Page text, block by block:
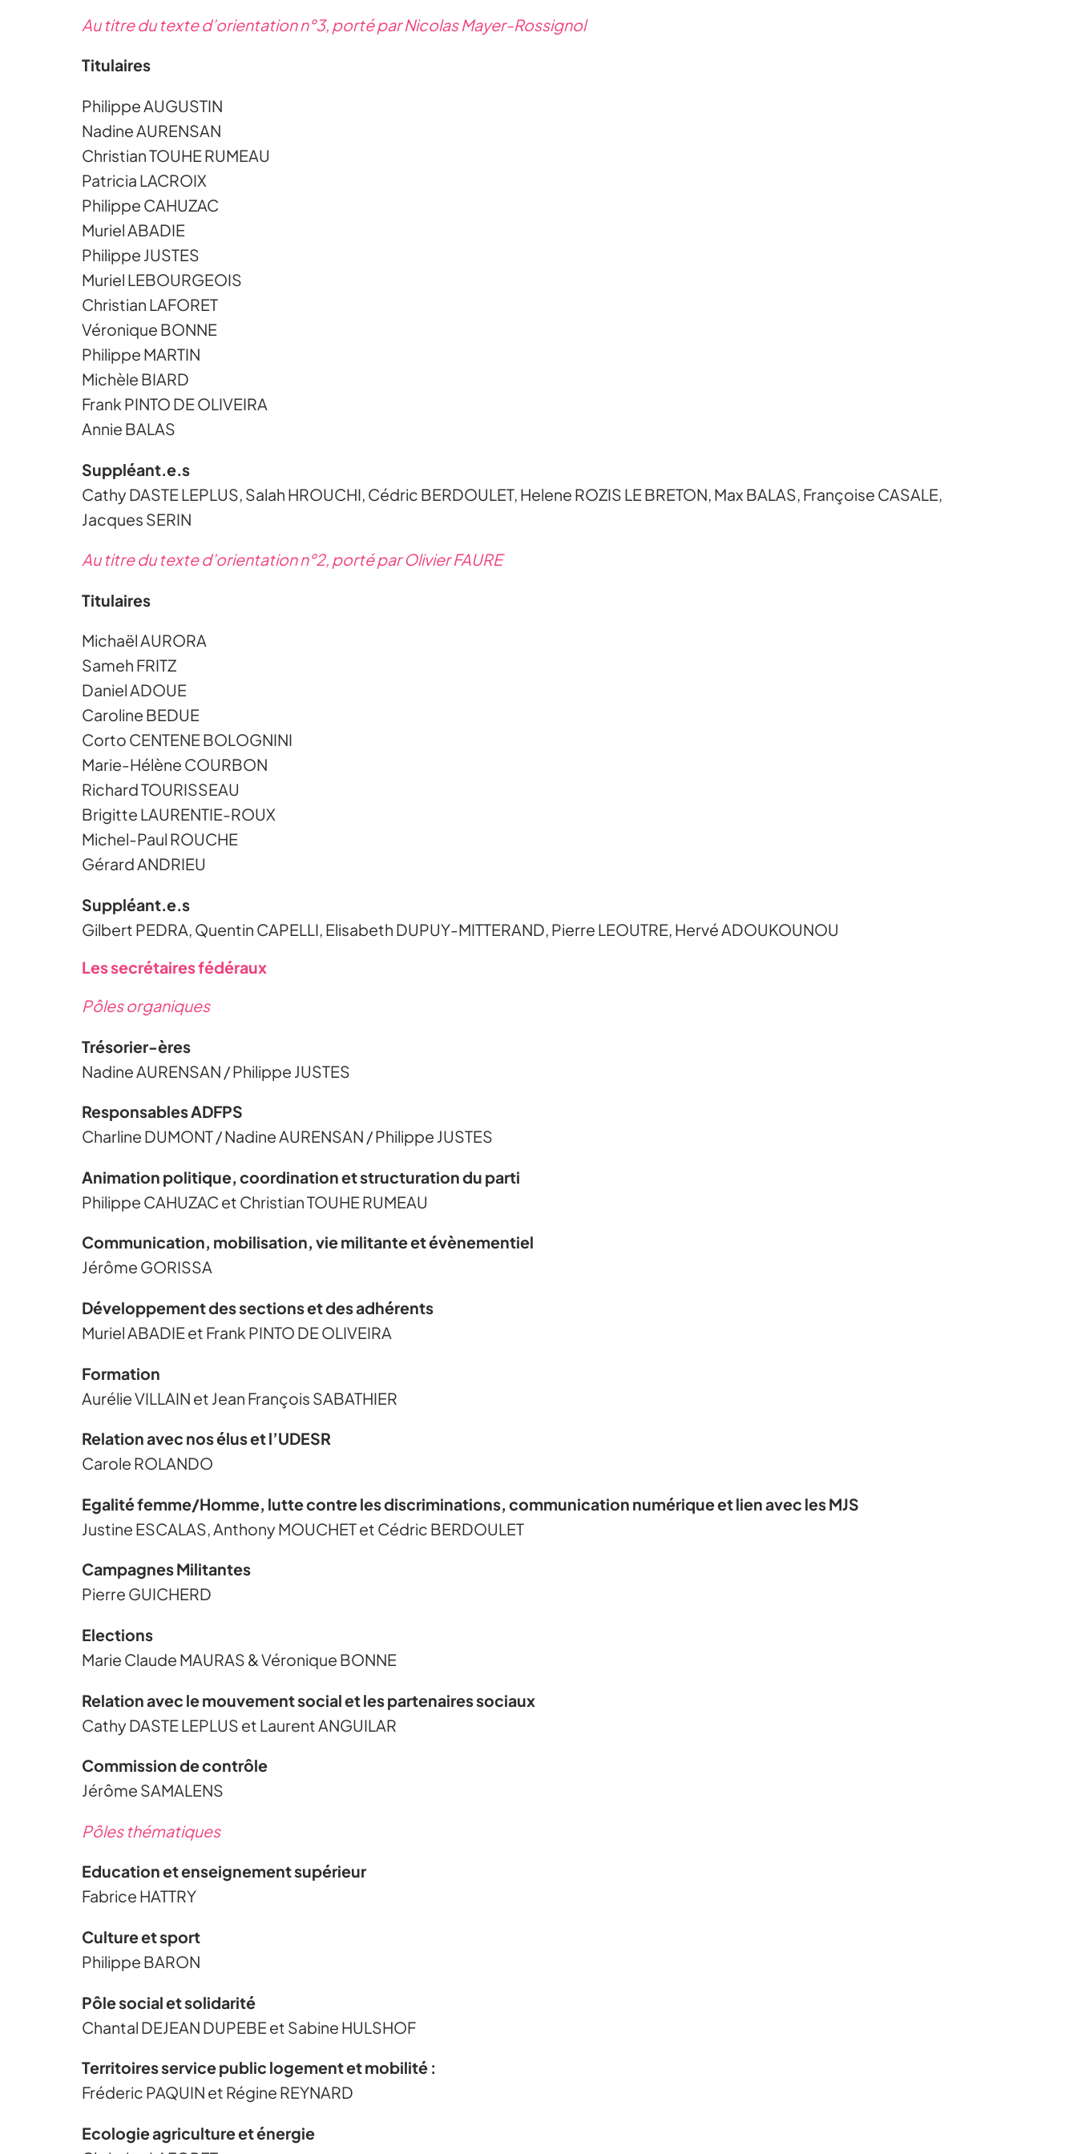
Au titre du texte d’orientation n°3, porté par Nicolas Mayer-Rossignol
Titulaires
Philippe AUGUSTIN
Nadine AURENSAN
Christian TOUHE RUMEAU
Patricia LACROIX
Philippe CAHUZAC
Muriel ABADIE
Philippe JUSTES
Muriel LEBOURGEOIS
Christian LAFORET
Véronique BONNE
Philippe MARTIN
Michèle BIARD
Frank PINTO DE OLIVEIRA
Annie BALAS
Suppléant.e.s
Cathy DASTE LEPLUS, Salah HROUCHI, Cédric BERDOULET, Helene ROZIS LE BRETON, Max BALAS, Françoise CASALE,
Jacques SERIN
Au titre du texte d’orientation n°2, porté par Olivier FAURE
Titulaires
Michaël AURORA
Sameh FRITZ
Daniel ADOUE
Caroline BEDUE
Corto CENTENE BOLOGNINI
Marie-Hélène COURBON
Richard TOURISSEAU
Brigitte LAURENTIE-ROUX
Michel-Paul ROUCHE
Gérard ANDRIEU
Suppléant.e.s
Gilbert PEDRA, Quentin CAPELLI, Elisabeth DUPUY-MITTERAND, Pierre LEOUTRE, Hervé ADOUKOUNOU
Les secrétaires fédéraux
Pôles organiques
Trésorier-ères
Nadine AURENSAN / Philippe JUSTES
Responsables ADFPS
Charline DUMONT / Nadine AURENSAN / Philippe JUSTES
Animation politique, coordination et structuration du parti
Philippe CAHUZAC et Christian TOUHE RUMEAU
Communication, mobilisation, vie militante et évènementiel
Jérôme GORISSA
Développement des sections et des adhérents
Muriel ABADIE et Frank PINTO DE OLIVEIRA
Formation
Aurélie VILLAIN et Jean François SABATHIER
Relation avec nos élus et l’UDESR
Carole ROLANDO
Egalité femme/Homme, lutte contre les discriminations, communication numérique et lien avec les MJS
Justine ESCALAS, Anthony MOUCHET et Cédric BERDOULET
Campagnes Militantes
Pierre GUICHERD
Elections
Marie Claude MAURAS & Véronique BONNE
Relation avec le mouvement social et les partenaires sociaux
Cathy DASTE LEPLUS et Laurent ANGUILAR
Commission de contrôle
Jérôme SAMALENS
Pôles thématiques
Education et enseignement supérieur
Fabrice HATTRY
Culture et sport
Philippe BARON
Pôle social et solidarité
Chantal DEJEAN DUPEBE et Sabine HULSHOF
Territoires service public logement et mobilité :
Fréderic PAQUIN et Régine REYNARD
Ecologie agriculture et énergie